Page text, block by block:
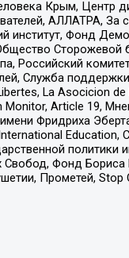
Крым, Центр
АЛЛАТРА, За
институт, Фонд
Сторожевой
Российский
Служба
La Asocicion de
Article 19,
Фридриха
Education,
политики
Свобод, Фонд
Прометей, Stop